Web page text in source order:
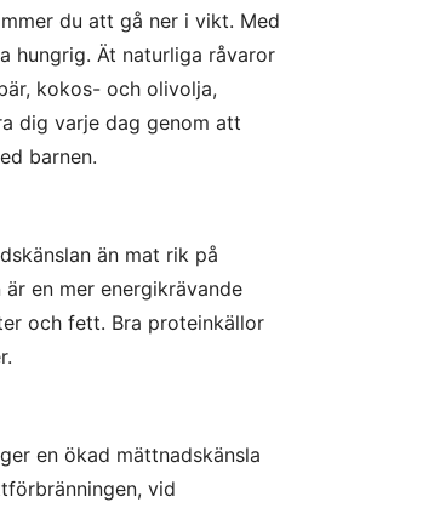
du att gå ner i vikt. Med
hungrig. Ät naturliga råvaror
kokos- och olivolja,
dig varje dag genom att
barnen.
än mat rik på
en mer energikrävande
och fett. Bra proteinkällor
en ökad mättnadskänsla
vid